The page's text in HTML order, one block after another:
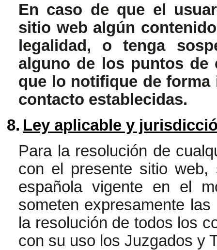
En caso de que el
sitio web algún
legalidad, o tenga
alguno de los puntos de
que lo notifique de forma
contacto establecidas.
8. Ley aplicable y
Para la resolución de
con el presente sitio web,
española vigente en el
someten expresamente
la resolución de todos los
con su uso los Juzgados y